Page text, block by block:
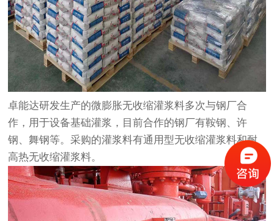
卓能达研发生产的微膨胀无收缩灌浆料多次与钢厂合
作，用于设备基础灌浆，目前合作的钢厂有鞍钢、许
钢、舞钢等。采购的灌浆料有通用型无收缩灌浆料和耐
高热无收缩灌浆料。